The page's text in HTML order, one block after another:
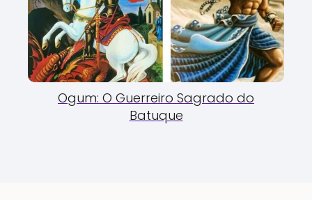
Ogum: O Guerreiro Sagrado do
Batuque